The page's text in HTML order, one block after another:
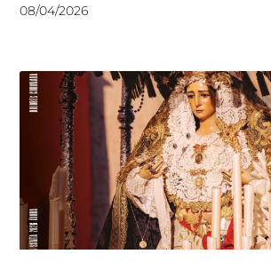
08/04/2026